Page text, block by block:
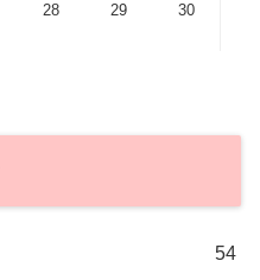
28 29
30
54